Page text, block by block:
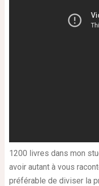
1200 livres dans mon
avoir autant à vous
préférable de diviser la